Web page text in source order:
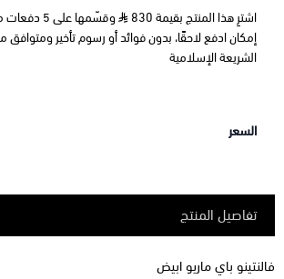
اشترِ هذا المنتج بقيمة 830
وقسّمها على 5
إمكان ادفع لاحقًا، بدون فوائد أو رسوم تأخير ومتوافق
الشريعة الإسلامية
السعر
تفاصيل المنتج
فالنتينو باي ماريو ابيض